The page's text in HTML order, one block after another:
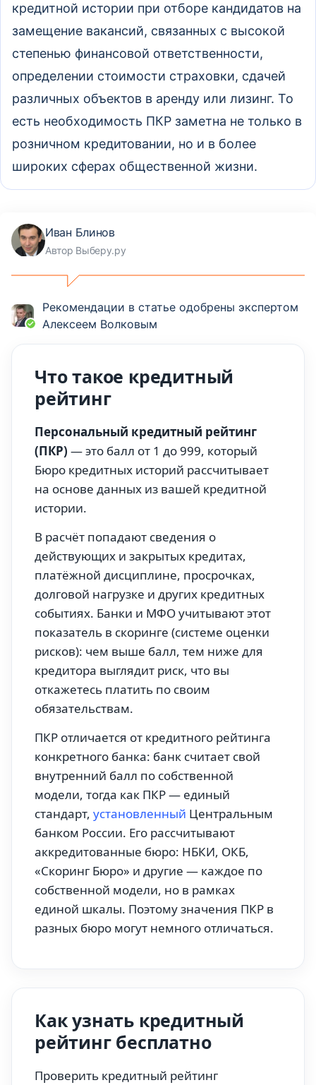
кредитной истории при отборе кандидатов на
замещение вакансий, связанных с высокой
степенью финансовой ответственности,
определении стоимости страховки, сдачей
различных объектов в аренду или лизинг. То
есть необходимость ПКР заметна не только в
розничном кредитовании, но и в более
широких сферах общественной жизни.
Иван Блинов
Автор Выберу.ру
Рекомендации в статье одобрены экспертом
Алексеем Волковым
Что такое кредитный
рейтинг
Персональный кредитный рейтинг
(ПКР) — это балл от 1 до 999, который
Бюро кредитных историй рассчитывает
на основе данных из вашей кредитной
истории.
В расчёт попадают сведения о
действующих и закрытых кредитах,
платёжной дисциплине, просрочках,
долговой нагрузке и других кредитных
событиях. Банки и МФО учитывают этот
показатель в скоринге (системе оценки
рисков): чем выше балл, тем ниже для
кредитора выглядит риск, что вы
откажетесь платить по своим
обязательствам.
ПКР отличается от кредитного рейтинга
конкретного банка: банк считает свой
внутренний балл по собственной
модели, тогда как ПКР — единый
стандарт, установленный Центральным
банком России. Его рассчитывают
аккредитованные бюро: НБКИ, ОКБ,
«Скоринг Бюро» и другие — каждое по
собственной модели, но в рамках
единой шкалы. Поэтому значения ПКР в
разных бюро могут немного отличаться.
Как узнать кредитный
рейтинг бесплатно
Проверить кредитный рейтинг